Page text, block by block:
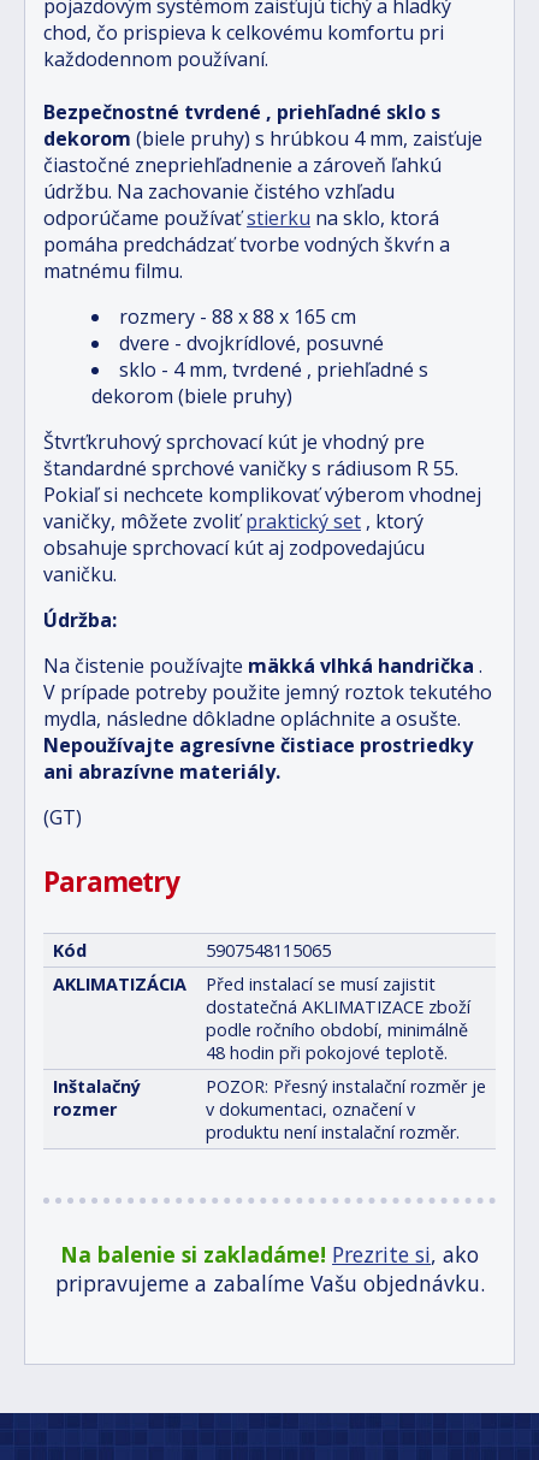
pojazdovým systémom zaisťujú tichý a hladký
chod, čo prispieva k celkovému komfortu pri
každodennom používaní.
Bezpečnostné tvrdené , priehľadné sklo s
dekorom (biele pruhy) s hrúbkou 4 mm, zaisťuje
čiastočné znepriehľadnenie a zároveň ľahkú
údržbu. Na zachovanie čistého vzhľadu
odporúčame používaťstierku na sklo, ktorá
pomáha predchádzať tvorbe vodných škvŕn a
matnému filmu.
rozmery - 88 x 88 x 165 cm
dvere - dvojkrídlové, posuvné
sklo - 4 mm, tvrdené , priehľadné s
dekorom (biele pruhy)
Štvrťkruhový sprchovací kút je vhodný pre
štandardné sprchové vaničky s rádiusom R 55.
Pokiaľ si nechcete komplikovať výberom vhodnej
vaničky, môžete zvoliť praktický set , ktorý
obsahuje sprchovací kút aj zodpovedajúcu
vaničku.
Údržba:
Na čistenie používajte mäkká vlhká handrička .
V prípade potreby použite jemný roztok tekutého
mydla, následne dôkladne opláchnite a osušte.
Nepoužívajte agresívne čistiace prostriedky
ani abrazívne materiály.
(GT)
Parametry
Kód
5907548115065
AKLIMATIZÁCIA
Před instalací se musí zajistit
dostatečná AKLIMATIZACE zboží
podle ročního období, minimálně
48 hodin při pokojové teplotě.
Inštalačný
rozmer
POZOR: Přesný instalační rozměr je
v dokumentaci, označení v
produktu není instalační rozměr.
Na balenie si zakladáme! Prezrite si, ako
pripravujeme a zabalíme Vašu objednávku.